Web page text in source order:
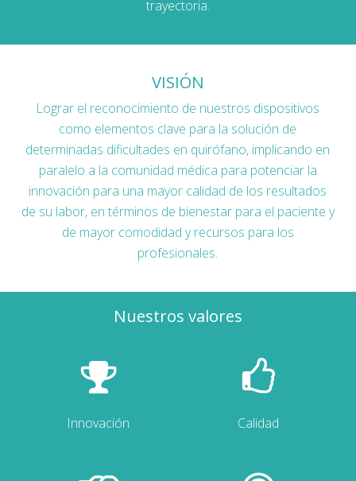
trayectoria.
VISIÓN
Lograr el reconocimiento de nuestros dispositivos
como elementos clave para la solución de
determinadas dificultades en quirófano, implicando en
paralelo a la comunidad médica para potenciar la
innovación para una mayor calidad de los resultados
de su labor, en términos de bienestar para el paciente y
de mayor comodidad y recursos para los
profesionales.
Nuestros valores
Innovación Calidad